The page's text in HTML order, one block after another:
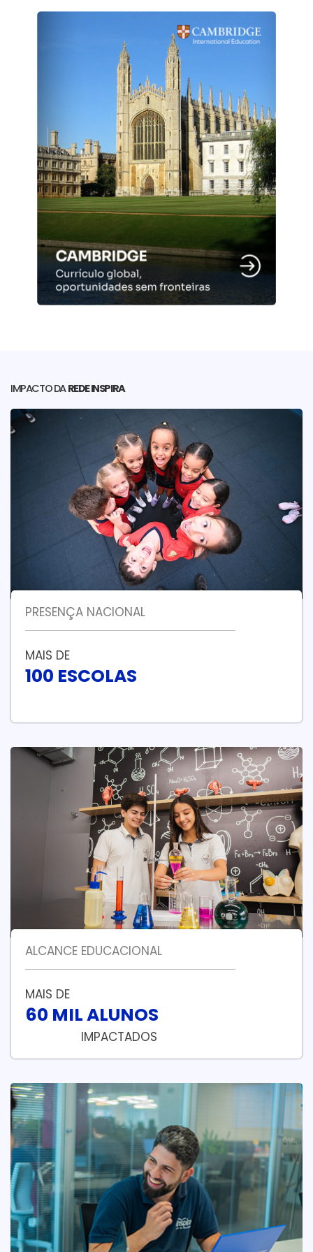
IMPACTO DAREDE INSPIRA
PRESENÇA NACIONAL
MAIS DE
100 ESCOLAS
ALCANCE EDUCACIONAL
MAIS DE
60 MIL ALUNOS
IMPACTADOS